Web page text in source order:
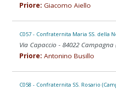
Priore: Giacomo Aiello
C057 - Confraternita Maria SS. della
Via Capaccio - 84022 Campagna
Priore: Antonino Busillo
C058 - Confraternita SS. Rosario